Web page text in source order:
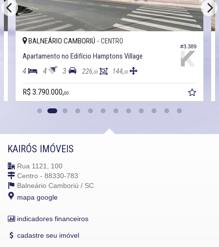
#3.389
BALNEÁRIO CAMBORIÚ - CENTRO
Apartamento no Edifício Hamptons Village
4 4 3 226,00 144,00
R$ 3.790.000,00
KAIRÓS IMÓVEIS
Rua 1121, 100
Centro - 88330-783
Balneário Camboriú / SC
mapa google
indicadores financeiros
cadastre seu imóvel